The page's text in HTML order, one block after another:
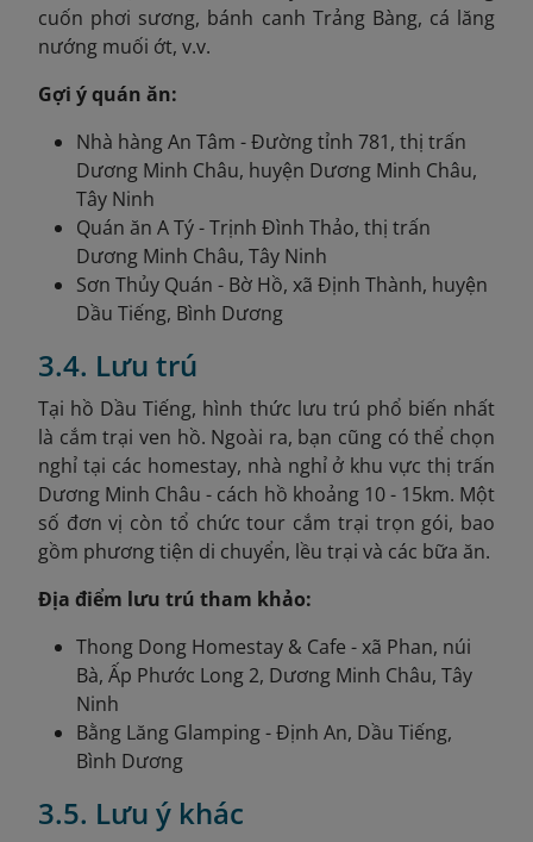
cuốn phơi sương, bánh canh Trảng Bàng, cá lăng
nướng muối ớt, v.v.
Gợi ý quán ăn:
Nhà hàng An Tâm - Đường tỉnh 781, thị trấn
Dương Minh Châu, huyện Dương Minh Châu,
Tây Ninh
Quán ăn A Tý - Trịnh Đình Thảo, thị trấn
Dương Minh Châu, Tây Ninh
Sơn Thủy Quán - Bờ Hồ, xã Định Thành, huyện
Dầu Tiếng, Bình Dương
3.4. Lưu trú
Tại hồ Dầu Tiếng, hình thức lưu trú phổ biến nhất
là cắm trại ven hồ. Ngoài ra, bạn cũng có thể chọn
nghỉ tại các homestay, nhà nghỉ ở khu vực thị trấn
Dương Minh Châu - cách hồ khoảng 10 - 15km. Một
số đơn vị còn tổ chức tour cắm trại trọn gói, bao
gồm phương tiện di chuyển, lều trại và các bữa ăn.
Địa điểm lưu trú tham khảo:
Thong Dong Homestay & Cafe - xã Phan, núi
Bà, Ấp Phước Long 2, Dương Minh Châu, Tây
Ninh
Bằng Lăng Glamping - Định An, Dầu Tiếng,
Bình Dương
3.5. Lưu ý khác